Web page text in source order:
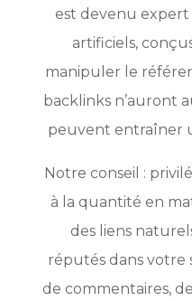
est devenu
artificiels,
manipuler le
backlinks n’auront
peuvent entraîner
Notre conseil :
à la quantité en
des liens
réputés dans votre
de commentaires,